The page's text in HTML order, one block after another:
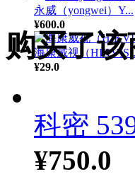
永威（yongwei）Y...
¥600.0
海康威视（
¥29.0
购买了
科密
¥750.0